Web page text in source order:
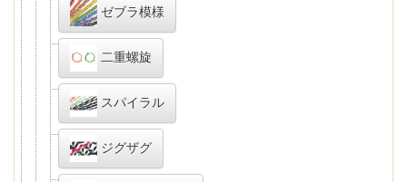
ゼブラ模様
二重螺旋
スパイラル
ジグザグ